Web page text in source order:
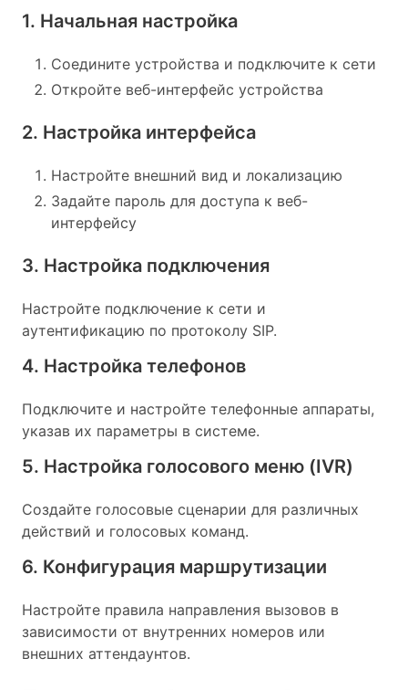
1. Начальная настройка
Соедините устройства и подключите к сети
Откройте веб-интерфейс устройства
2. Настройка интерфейса
Настройте внешний вид и локализацию
Задайте пароль для доступа к веб-
интерфейсу
3. Настройка подключения
Настройте подключение к сети и
аутентификацию по протоколу SIP.
4. Настройка телефонов
Подключите и настройте телефонные аппараты,
указав их параметры в системе.
5. Настройка голосового меню (IVR)
Создайте голосовые сценарии для различных
действий и голосовых команд.
6. Конфигурация маршрутизации
Настройте правила направления вызовов в
зависимости от внутренних номеров или
внешних аттендаунтов.